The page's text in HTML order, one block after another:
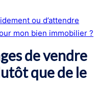
ou d’attendre
mon bien immobilier ?
de vendre
que de le